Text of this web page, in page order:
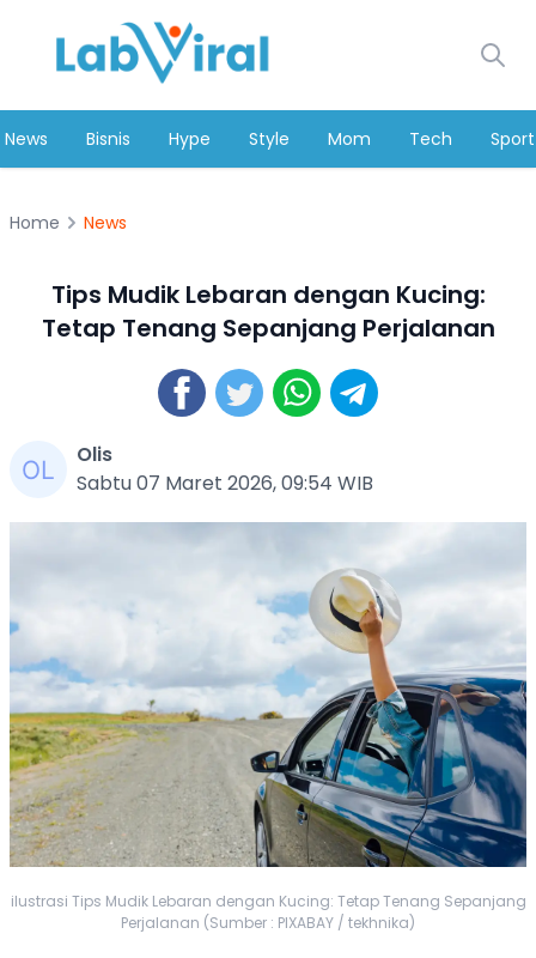
News Bisnis Hype Style Mom Tech Sport
Home News
Tips Mudik Lebaran dengan Kucing:
Tetap Tenang Sepanjang Perjalanan
Olis
Sabtu 07 Maret 2026, 09:54 WIB
ilustrasi Tips Mudik Lebaran dengan Kucing: Tetap Tenang Sepanjang
Perjalanan (Sumber : PIXABAY / tekhnika)